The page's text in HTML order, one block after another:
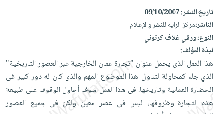
iKitab
على
Android
تحميل
iKitab
على
Apple
masmu3
على
Apple
القراءة
جوائز
أجهزة
العناية
الشخصية
العناية
وتصفيف
الشعر
العناية
بالجسم
المطبخ
والسفرة
الكل
أواني
الطهي
أدوات
متجر
الهدايا
أقسام
تاريخ النشر:09/10/2007
الناشر:مركز الراية للنشر والإعلام
النوع:ورقي غلاف كرتوني
نبذة المؤلف:
هذا العمل الذى يحمل عنوان "تجارة عمان الخارجية عبر العصور التاريخية"
الذي جاء كمحاولة لتناول هذا الموضوع المهم والذى كان له دور كبير فى
الحضارة العمانية وتاريخها. فى هذا العمل سوف أحاول الوقوف على طبيعة
هذه التجارة وظروفها، ليس فى عصر معين ولكن فى جميع العصور